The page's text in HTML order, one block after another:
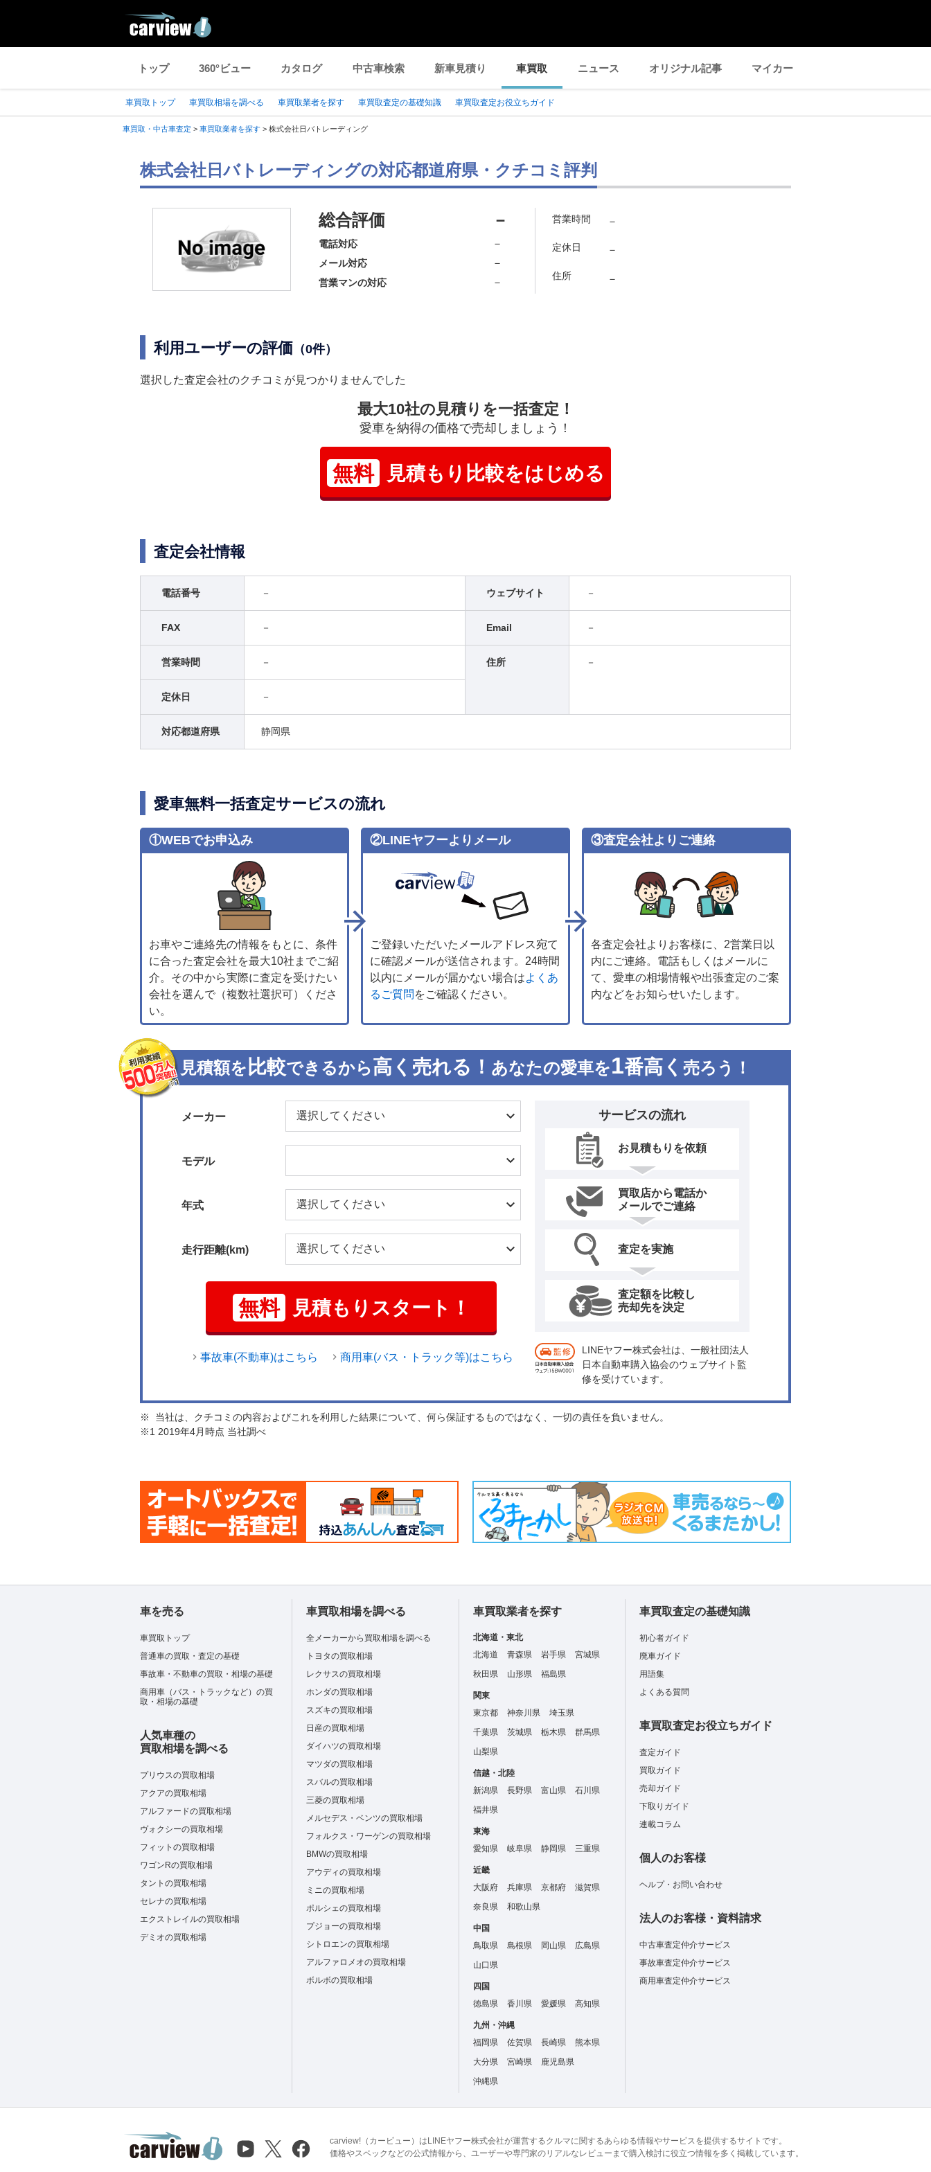
トップ 360°ビュー カタログ 中古車検索 新車見積り 車買取 ニュース オリジナル記事 マイカー
車買取トップ 車買取相場を調べる 車買取業者を探す 車買取査定の基礎知識 車買取査定お役立ちガイド
車買取・中古車査定 > 車買取業者を探す > 株式会社日バトレーディング
株式会社日バトレーディングの対応都道府県・クチコミ評判
総合評価 －
電話対応 －
メール対応 －
営業マンの対応 －
営業時間 －
定休日 －
住所 －
利用ユーザーの評価 （0件）
選択した査定会社のクチコミが見つかりませんでした
最大10社の見積りを一括査定！
愛車を納得の価格で売却しましょう！
無料 見積もり比較をはじめる
査定会社情報
電話番号 － ウェブサイト －
FAX － Email －
営業時間 － 住所 －
定休日 －
対応都道府県 静岡県
愛車無料一括査定サービスの流れ
①WEBでお申込み
お車やご連絡先の情報をもとに、条件
に合った査定会社を最大10社までご紹
介。その中から実際に査定を受けたい
会社を選んで（複数社選択可）くださ
い。
②LINEヤフーよりメール
ご登録いただいたメールアドレス宛て
に確認メールが送信されます。24時間
以内にメールが届かない場合はよくあ
るご質問 をご確認ください。
③査定会社よりご連絡
各査定会社よりお客様に、2営業日以
内にご連絡。電話もしくはメールに
て、愛車の相場情報や出張査定のご案
内などをお知らせいたします。
見積額を 比較できるから高く売れる！ あなたの愛車を1番高く 売ろう！
メーカー
モデル
年式
走行距離(km)
無料 見積もりスタート！
事故車(不動車)はこちら 商用車(バス・トラック等)はこちら
サービスの流れ
お見積もりを依頼
買取店から電話か
メールでご連絡
査定を実施
査定額を比較し
売却先を決定
LINEヤフー株式会社は、一般社団法人
日本自動車購入協会のウェブサイト監
修を受けています。
※ 当社は、クチコミの内容およびこれを利用した結果について、何ら保証するものではなく、一切の責任を負いません。
※1 2019年4月時点 当社調べ
車を売る
車買取トップ
普通車の買取・査定の基礎
事故車・不動車の買取・相場の基礎
商用車（バス・トラックなど）の買
取・相場の基礎
人気車種の
買取相場を調べる
プリウスの買取相場
アクアの買取相場
アルファードの買取相場
ヴォクシーの買取相場
フィットの買取相場
ワゴンRの買取相場
タントの買取相場
セレナの買取相場
エクストレイルの買取相場
デミオの買取相場
車買取相場を調べる
全メーカーから買取相場を調べる
トヨタの買取相場
レクサスの買取相場
ホンダの買取相場
スズキの買取相場
日産の買取相場
ダイハツの買取相場
マツダの買取相場
スバルの買取相場
三菱の買取相場
メルセデス・ベンツの買取相場
フォルクス・ワーゲンの買取相場
BMWの買取相場
アウディの買取相場
ミニの買取相場
ポルシェの買取相場
プジョーの買取相場
シトロエンの買取相場
アルファロメオの買取相場
ボルボの買取相場
車買取業者を探す
北海道・東北
北海道
青森県 岩手県
宮城県
秋田県
山形県 福島県
関東
東京都
神奈川県
埼玉県
千葉県
茨城県 栃木県
群馬県
山梨県
信越・北陸
新潟県
長野県 富山県
石川県
福井県
東海
愛知県
岐阜県 静岡県 三重県
近畿
大阪府
兵庫県 京都府
滋賀県
奈良県
和歌山県
中国
鳥取県
島根県 岡山県
広島県
山口県
四国
徳島県
香川県 愛媛県 高知県
九州・沖縄
福岡県
佐賀県 長崎県
熊本県
大分県
宮崎県
鹿児島県
沖縄県
車買取査定の基礎知識
初心者ガイド
廃車ガイド
用語集
よくある質問
車買取査定お役立ちガイド
査定ガイド
買取ガイド
売却ガイド
下取りガイド
連載コラム
個人のお客様
ヘルプ・お問い合わせ
法人のお客様・資料請求
中古車査定仲介サービス
事故車査定仲介サービス
商用車査定仲介サービス
carview!（カービュー）はLINEヤフー株式会社が運営するクルマに関するあらゆる情報やサービスを提供するサイトです。
価格やスペックなどの公式情報から、ユーザーや専門家のリアルなレビューまで購入検討に役立つ情報を多く掲載しています。